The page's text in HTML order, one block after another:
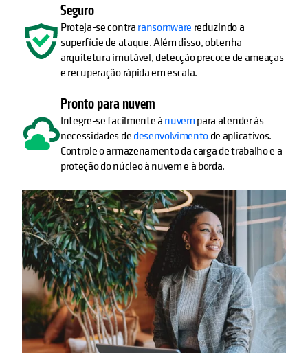
Seguro
Proteja-se contraransomware reduzindo a
superfície de ataque. Além disso, obtenha
arquitetura imutável, detecção precoce de ameaças
e recuperação rápida em escala.
Pronto para nuvem
Integre-se facilmente ànuvempara atender às
necessidades dedesenvolvimentode aplicativos.
Controle o armazenamento da carga de trabalho e a
proteção do núcleo à nuvem e à borda.